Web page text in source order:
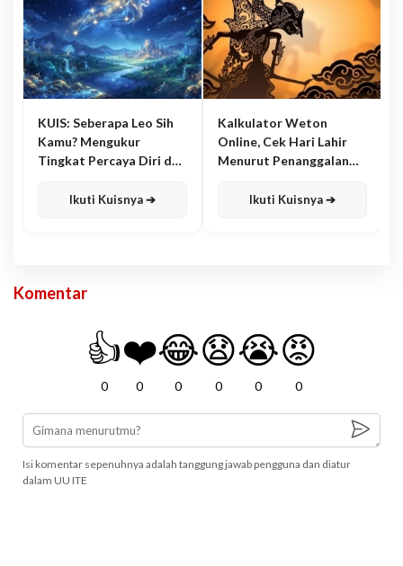
KUIS: Seberapa Leo Sih
Kamu? Mengukur
Tingkat Percaya Diri dan
Ikuti Kuisnya ➔
Kalkulator Weton
Online, Cek Hari Lahir
Menurut Penanggalan
Ikuti Kuisnya ➔
Komentar
👍
0
❤️
0
😂
0
😧
0
😭
0
😡
0
Isi komentar sepenuhnya adalah tanggung jawab pengguna dan diatur
dalam UU ITE